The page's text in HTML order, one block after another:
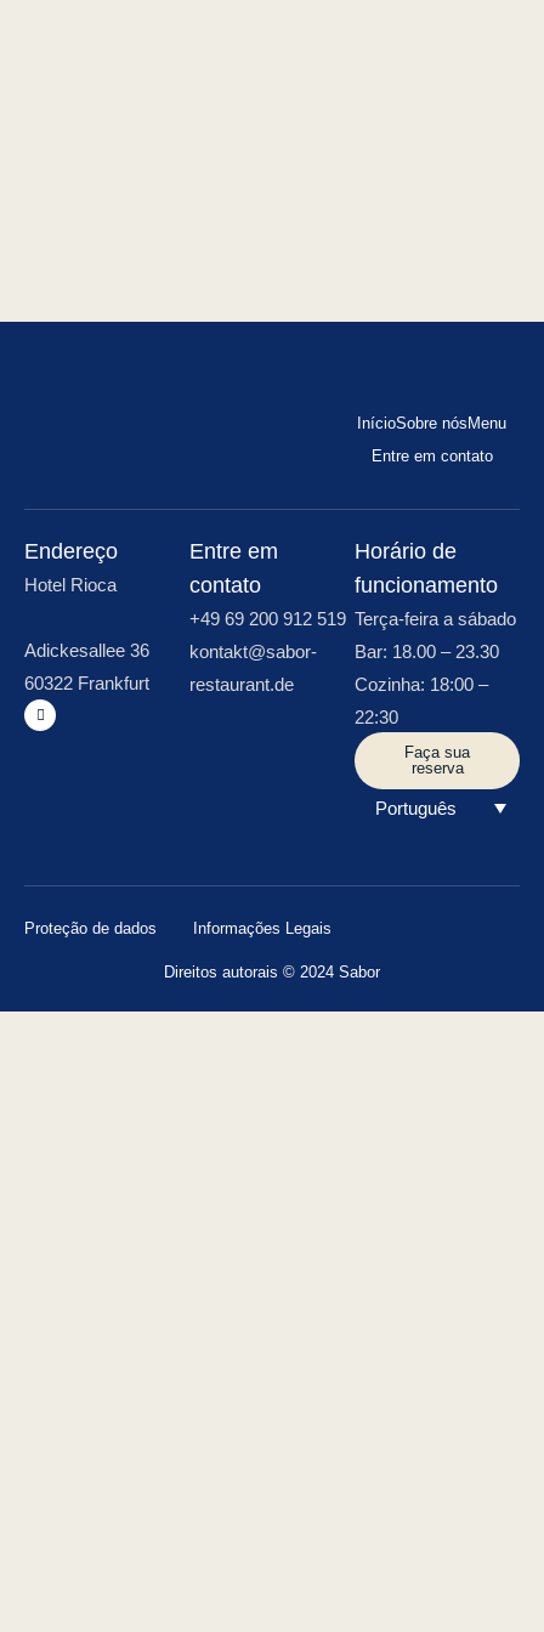
InícioSobre nósMenu
Entre em contato
Endereço
Hotel Rioca
Adickesallee 36
60322 Frankfurt
Entre em
contato
+49 69 200 912 519
kontakt@sabor-
restaurant.de
Horário de
funcionamento
Terça-feira a sábado
Bar: 18.00 – 23.30
Cozinha: 18:00 –
22:30
Faça sua
reserva
Português
Direitos autorais © 2024 Sabor
Proteção de dados Informações Legais